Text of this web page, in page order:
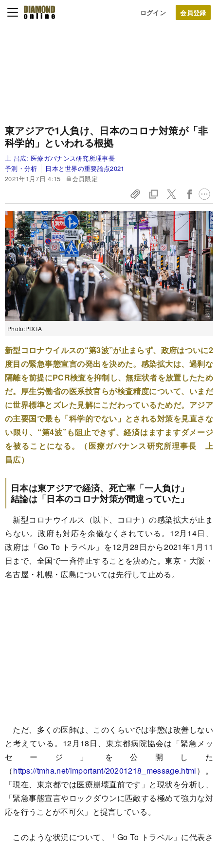
ログイン
東アジアで1人負け、日本のコロナ対策が「非
科学的」といわれる根拠
上 昌広: 医療ガバナンス研究所理事長
予測・分析
日本と世界の重要論点2021
2021年1月7日 4:15
会員限定
Photo:PIXTA
新型コロナウイルスの“第3波”が止まらず、政府はついに2
度目の緊急事態宣言の発出を決めた。感染拡大は、過剰な
隔離を前提にPCR検査を抑制し、無症状者を放置したため
だ。厚生労働省の医系技官らが検査精度について、いまだ
に世界標準とズレた見解にこだわっているためだ。アジア
の主要国で最も「科学的でない」とされる対策を見直さな
い限り、“第4波”も阻止できず、経済はますますダメージ
を被ることになる。（医療ガバナンス研究所理事長 上
昌広）
日本は東アジアで経済、死亡率「一人負け」
結論は「日本のコロナ対策が間違っていた」
新型コロナウイルス（以下、コロナ）の感染拡大が止ま
らない。政府も対応を余儀なくされている。12月14日、
政府は「Go To トラベル」を12月28日から2021年1月11
日まで、全国で一斉停止することを決めた。東京・大阪・
名古屋・札幌・広島については先行して止める。
ただ、多くの医師は、このくらいでは事態は改善しない
と考えている。12月18日、東京都病院協会は「緊急メッ
セージ」を公開した
（https://tmha.net/important/20201218_message.html）。
「現在、東京都では医療崩壊直前です」と現状を分析し、
「緊急事態宣言やロックダウンに匹敵する極めて強力な対
応を行うことが不可欠」と提言している。
このような状況について、「Go To トラベル」に代表さ